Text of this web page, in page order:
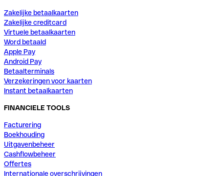
Zakelijke betaalkaarten
Zakelijke creditcard
Virtuele betaalkaarten
Word betaald
Apple Pay
Android Pay
Betaalterminals
Verzekeringen voor kaarten
Instant betaalkaarten
FINANCIELE TOOLS
Facturering
Boekhouding
Uitgavenbeheer
Cashflowbeheer
Offertes
Internationale overschrijvingen